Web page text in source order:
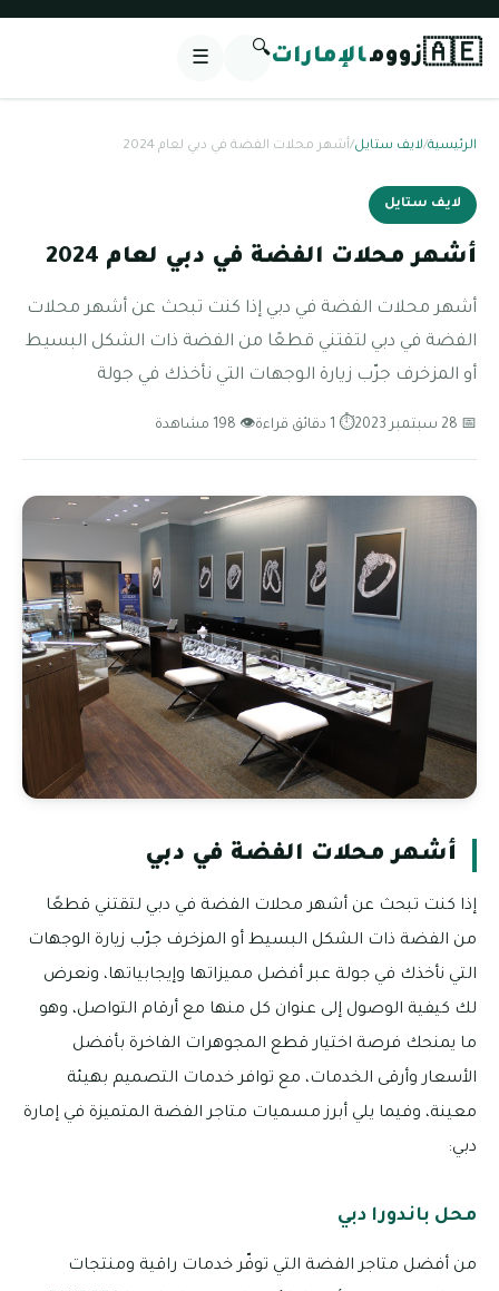
🇦🇪زوومالإمارات🔍
☰
الرئيسية/لايف ستايل/أشهر محلات الفضة في دبي لعام 2024
لايف ستايل
أشهر محلات الفضة في دبي لعام 2024
أشهر محلات الفضة في دبي إذا كنت تبحث عن أشهر محلات
الفضة في دبي لتقتني قطعًا من الفضة ذات الشكل البسيط
أو المزخرف جرّب زيارة الوجهات التي نأخذك في جولة
📅 28 سبتمبر 2023 ⏱ 1 دقائق قراءة 👁 198 مشاهدة
أشهر محلات الفضة في دبي
إذا كنت تبحث عن أشهر محلات الفضة في دبي لتقتني قطعًا
من الفضة ذات الشكل البسيط أو المزخرف جرّب زيارة الوجهات
التي نأخذك في جولة عبر أفضل مميزاتها وإيجابياتها، ونعرض
لك كيفية الوصول إلى عنوان كل منها مع أرقام التواصل، وهو
ما يمنحك فرصة اختيار قطع المجوهرات الفاخرة بأفضل
الأسعار وأرقى الخدمات، مع توافر خدمات التصميم بهيئة
معينة، وفيما يلي أبرز مسميات متاجر الفضة المتميزة في إمارة
دبي:
محل باندورا دبي
من أفضل متاجر الفضة التي توفّر خدمات راقية ومنتجات